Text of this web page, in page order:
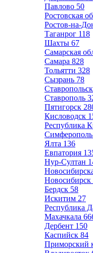
Павлово 50
Ростовская
Ростов-на-
Таганрог 118
Шахты 67
Самарская
Самара 828
Тольятти 328
Сызрань 78
Ставрополь
Пятигорск
Кисловодск
Республика
Симферополь
Ялта 136
Евпатория
Нур-Султан
Новосибирск
Бердск 58
Искитим 27
Республика
Махачкала
Дербент 150
Каспийск 84
Приморский